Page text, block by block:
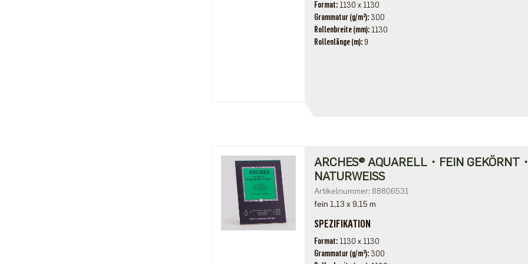
Format 1130 x 1130
Grammatur (g/m²) 300
Rollenbreite (mm) 1130
Rollenlänge (m) 9
ARCHES® AQUARELL・FEIN GEKÖRNT・
NATURWEISS
Artikelnummer: 88806531
fein 1,13 x 9,15 m
SPEZIFIKATION
Format 1130 x 1130
Grammatur (g/m²) 300